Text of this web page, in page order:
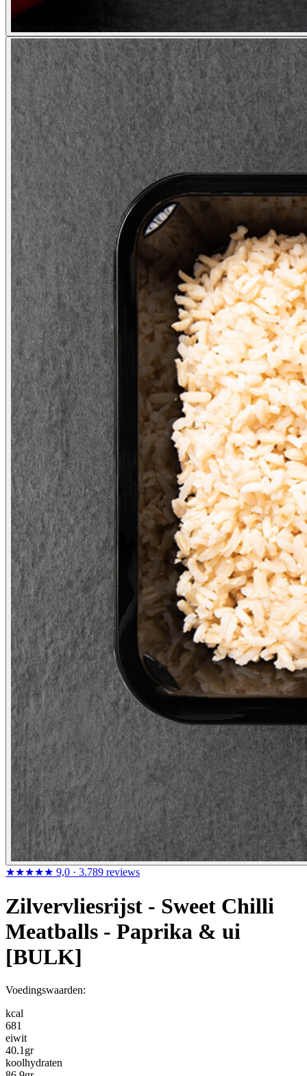
★★★★★ 9,0 · 3.789 reviews
Zilvervliesrijst - Sweet Chilli
Meatballs - Paprika & ui
[BULK]
Voedingswaarden:
kcal
681
eiwit
40.1 gr
koolhydraten